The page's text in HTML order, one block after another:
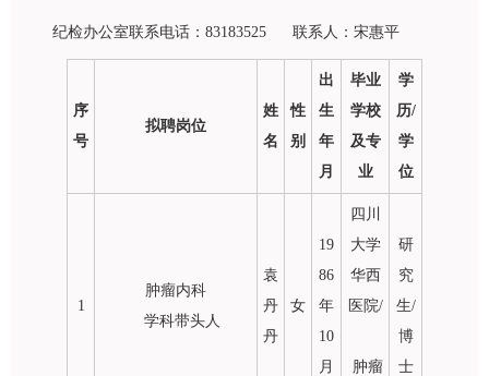
纪检办公室联系电话：83183525 联系人：宋惠平
序
号
拟聘岗位
姓
名
性
别
出
生
年
月
毕业
学校
及专
业
学
历/
学
位
1
肿瘤内科
学科带头人
袁
丹
丹
女
19
86
年
10
月
四川
大学
华西
医院/
肿瘤
研
究
生/
博
士